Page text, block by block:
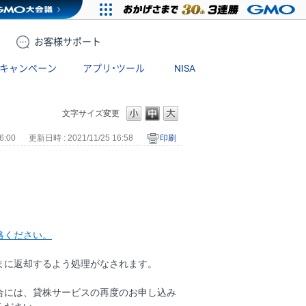
お客様サポート
キャンペーン アプリ・ツール NISA
文字サイズ変更
更新日時 : 2021/11/25 16:58 印刷
ださい。
返却するよう処理がなされます。
は、貸株サービスの再度のお申し込み